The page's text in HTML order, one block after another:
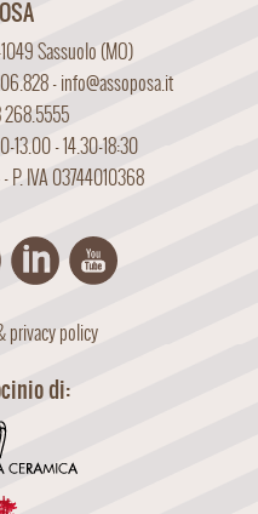
Sassuolo (MO)
-info@assoposa.it
268.5555
13.00 - 14.30-18:30
P. IVA 03744010368
privacy policy
di: